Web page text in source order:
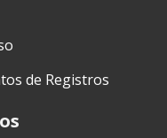
de Registros